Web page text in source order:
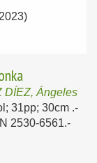
DÍEZ, Ángeles
31pp; 30cm .-
2530-6561.-